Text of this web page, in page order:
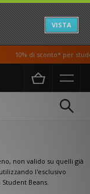
VISTA
10% di sconto* per
non valido su quelli già
l'esclusivo
Beans.